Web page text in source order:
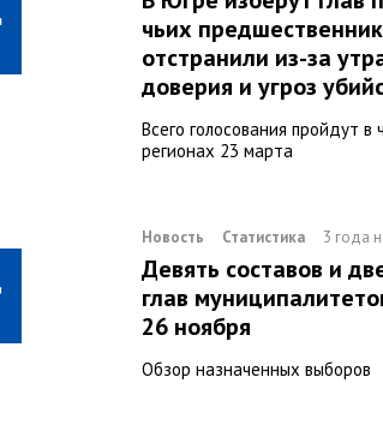
чьих
отстранили из-за
доверия и угроз
Всего голосования пройдут в
регионах 23 марта
Новость Статистика 3 года
Девять составов и
глав
26 ноября
Обзор назначенных выборов